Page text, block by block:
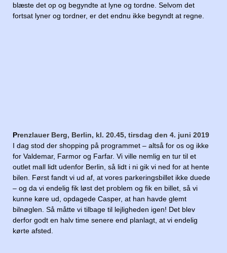
blæste det op og begyndte at lyne og tordne. Selvom det
fortsat lyner og tordner, er det endnu ikke begyndt at regne.
Prenzlauer Berg, Berlin, kl. 20.45, tirsdag den 4. juni 2019
I dag stod der shopping på programmet – altså for os og ikke
for Valdemar, Farmor og Farfar. Vi ville nemlig en tur til et
outlet mall lidt udenfor Berlin, så lidt i ni gik vi ned for at hente
bilen. Først fandt vi ud af, at vores parkeringsbillet ikke duede
– og da vi endelig fik løst det problem og fik en billet, så vi
kunne køre ud, opdagede Casper, at han havde glemt
bilnøglen. Så måtte vi tilbage til lejligheden igen! Det blev
derfor godt en halv time senere end planlagt, at vi endelig
kørte afsted.